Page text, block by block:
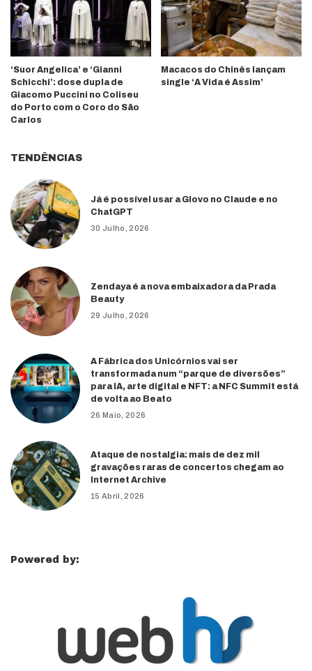
‘Suor Angelica’ e ‘Gianni
Schicchi’: dose dupla de
Giacomo Puccini no Coliseu
do Porto com o Coro do São
Carlos
Macacos do Chinês lançam
single ‘A Vida é Assim’
TENDÊNCIAS
Já é possível usar a Glovo no Claude e no
ChatGPT
30 Julho, 2026
Zendaya é a nova embaixadora da Prada
Beauty
29 Julho, 2026
A Fábrica dos Unicórnios vai ser
transformada num “parque de diversões”
para IA, arte digital e NFT: a NFC Summit está
de volta ao Beato
26 Maio, 2026
Ataque de nostalgia: mais de dez mil
gravações raras de concertos chegam ao
Internet Archive
15 Abril, 2026
Powered by: